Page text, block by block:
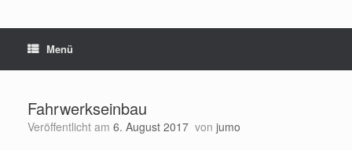
Menü
Fahrwerkseinbau
Veröffentlicht am 6. August 2017 von jumo